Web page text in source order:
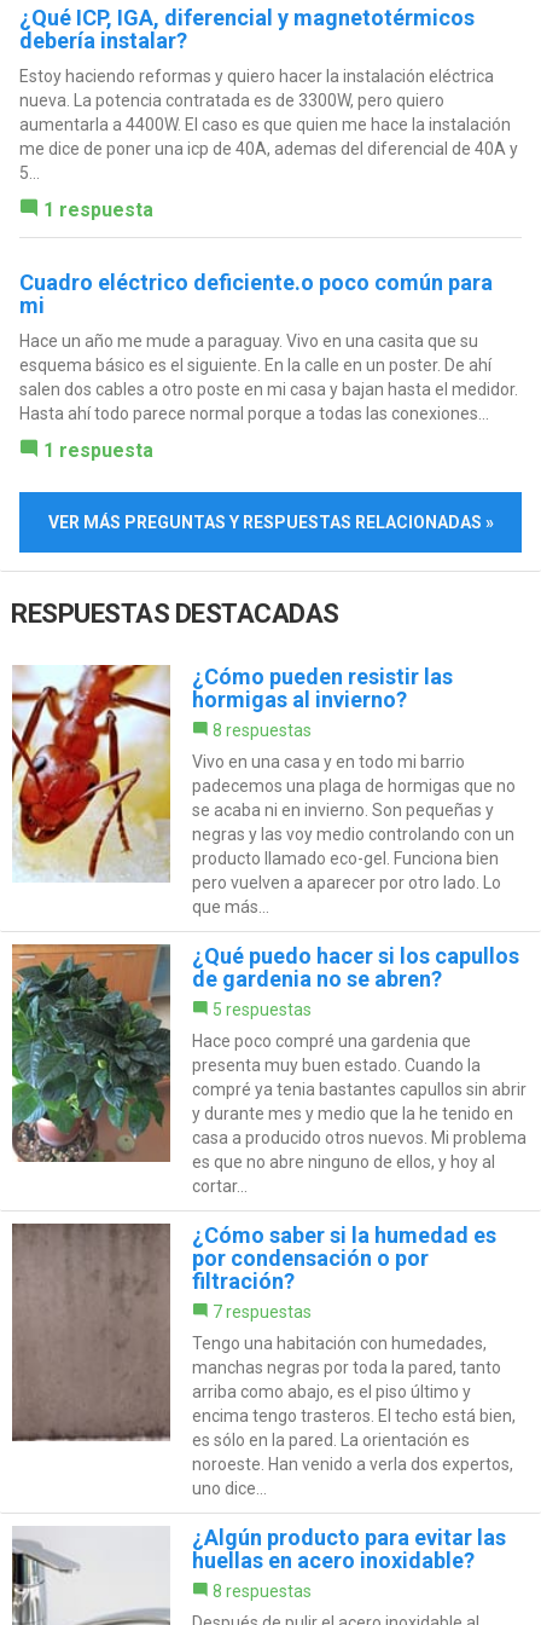
¿Qué ICP, IGA, diferencial y magnetotérmicos
debería instalar?
Estoy haciendo reformas y quiero hacer la instalación eléctrica
nueva. La potencia contratada es de 3300W, pero quiero
aumentarla a 4400W. El caso es que quien me hace la instalación
me dice de poner una icp de 40A, ademas del diferencial de 40A y
5...
1 respuesta
Cuadro eléctrico deficiente.o poco común para
mi
Hace un año me mude a paraguay. Vivo en una casita que su
esquema básico es el siguiente. En la calle en un poster. De ahí
salen dos cables a otro poste en mi casa y bajan hasta el medidor.
Hasta ahí todo parece normal porque a todas las conexiones...
1 respuesta
VER MÁS PREGUNTAS Y RESPUESTAS RELACIONADAS »
RESPUESTAS DESTACADAS
¿Cómo pueden resistir las
hormigas al invierno?
8 respuestas
Vivo en una casa y en todo mi barrio
padecemos una plaga de hormigas que no
se acaba ni en invierno. Son pequeñas y
negras y las voy medio controlando con un
producto llamado eco-gel. Funciona bien
pero vuelven a aparecer por otro lado. Lo
que más...
¿Qué puedo hacer si los capullos
de gardenia no se abren?
5 respuestas
Hace poco compré una gardenia que
presenta muy buen estado. Cuando la
compré ya tenia bastantes capullos sin abrir
y durante mes y medio que la he tenido en
casa a producido otros nuevos. Mi problema
es que no abre ninguno de ellos, y hoy al
cortar...
¿Cómo saber si la humedad es
por condensación o por
filtración?
7 respuestas
Tengo una habitación con humedades,
manchas negras por toda la pared, tanto
arriba como abajo, es el piso último y
encima tengo trasteros. El techo está bien,
es sólo en la pared. La orientación es
noroeste. Han venido a verla dos expertos,
uno dice...
¿Algún producto para evitar las
huellas en acero inoxidable?
8 respuestas